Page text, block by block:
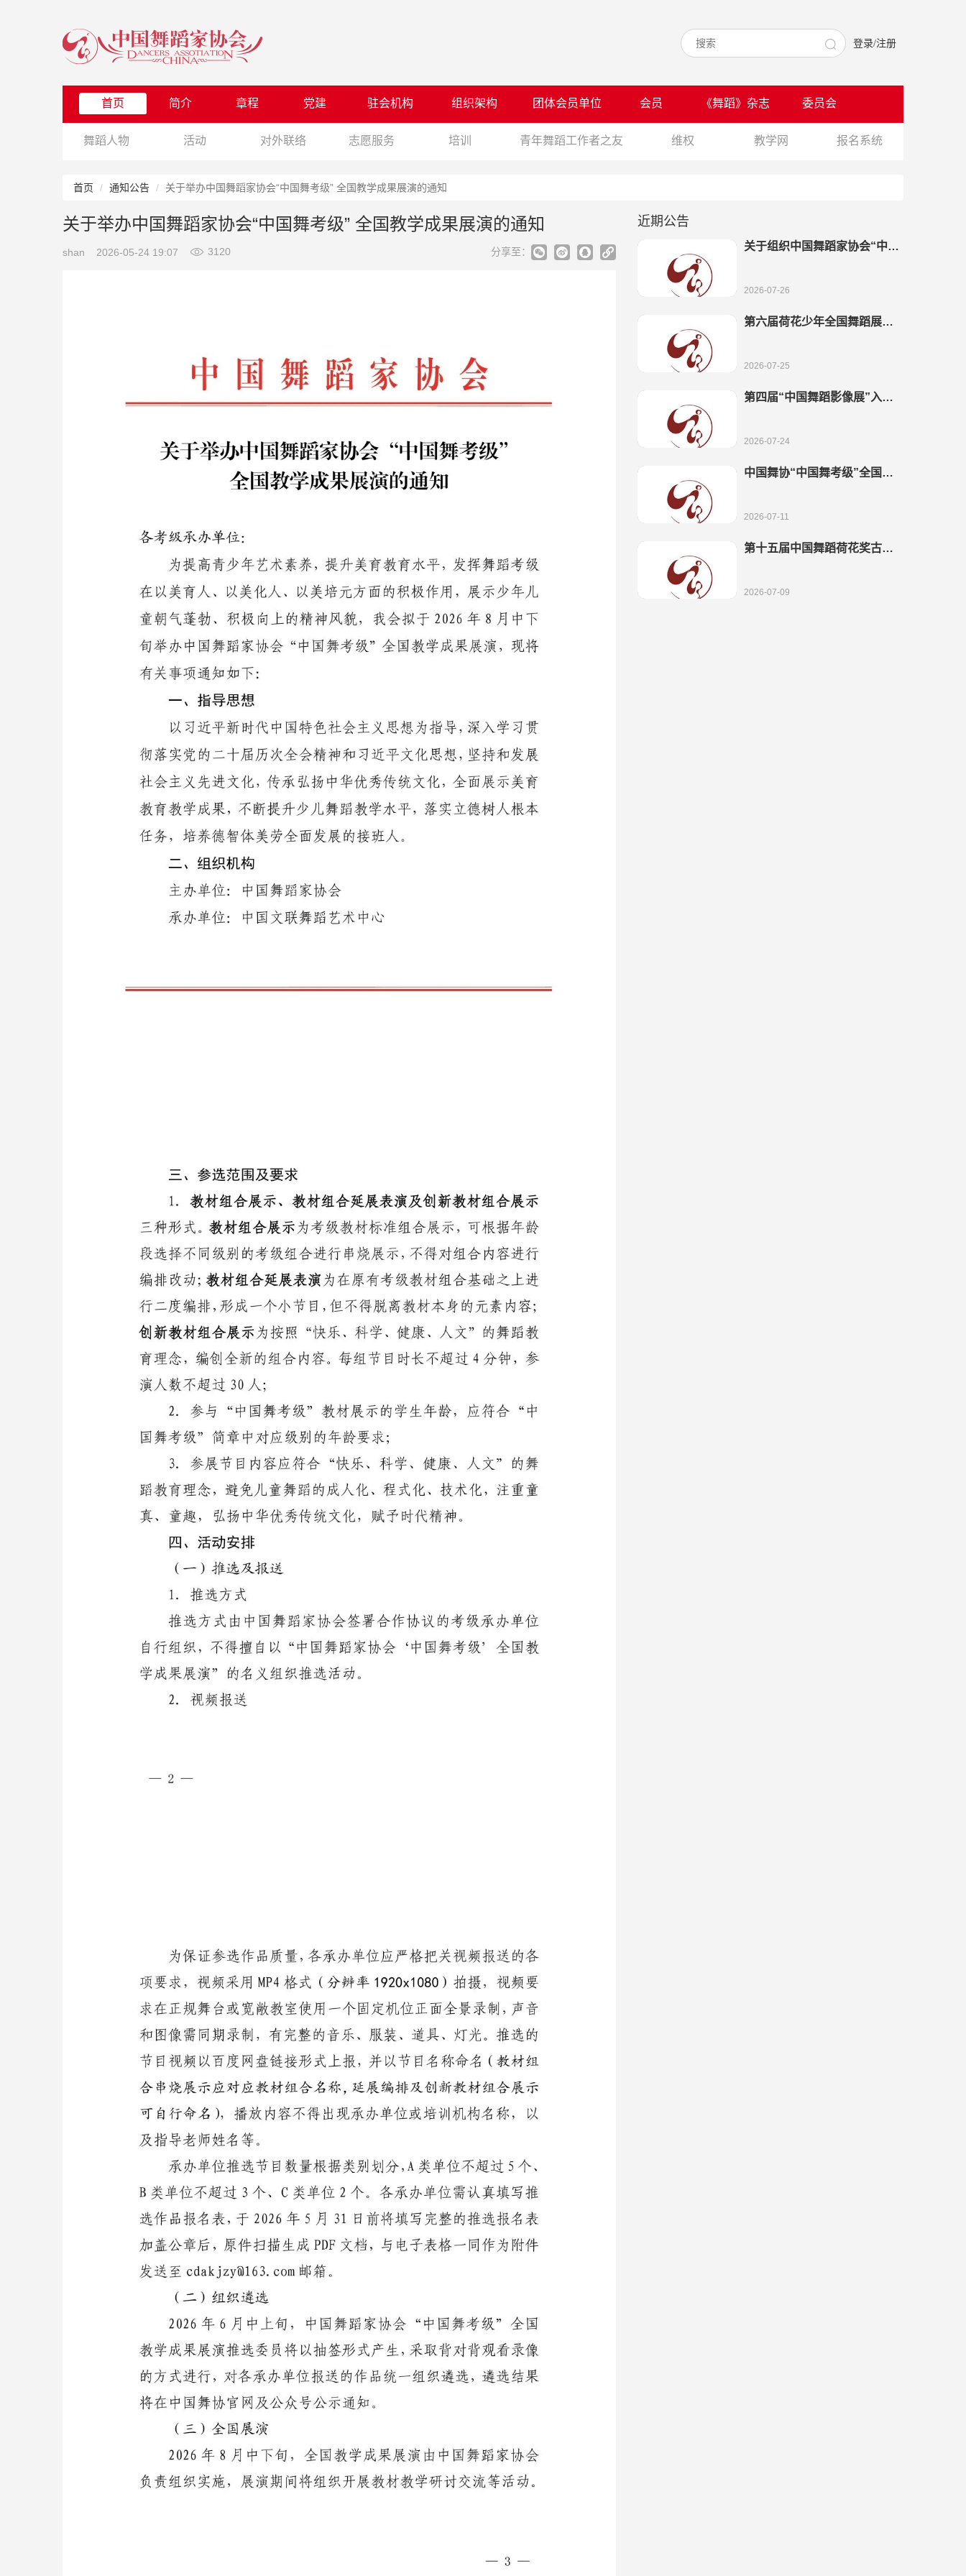
登录/注册
首页 简介 章程 党建 驻会机构 组织架构 团体会员单位 会员 《舞蹈》杂志 委员会
舞蹈人物 活动 对外联络 志愿服务 培训 青年舞蹈工作者之友 维权 教学网 报名系统
首页 通知公告 关于举办中国舞蹈家协会“中国舞考级” 全国教学成果展演的通知
关于举办中国舞蹈家协会“中国舞考级” 全国教学成果展演的通知
shan 2026-05-24 19:07 3120 分享至：
近期公告
关于组织中国舞蹈家协会“中国
2026-07-26
第六届荷花少年全国舞蹈展演
2026-07-25
第四届“中国舞蹈影像展”入选
2026-07-24
中国舞协“中国舞考级”全国教
2026-07-11
第十五届中国舞蹈荷花奖古典
2026-07-09